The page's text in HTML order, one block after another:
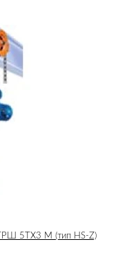
5ТХ3 М (тип HS-Z)